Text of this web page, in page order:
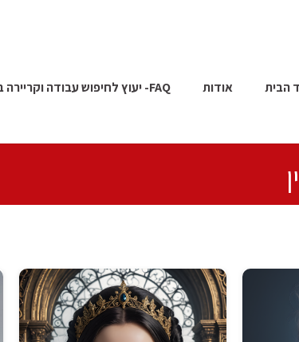
הבית אודות FAQ- יעוץ לחיפוש עבודה וקריירה בהייטק